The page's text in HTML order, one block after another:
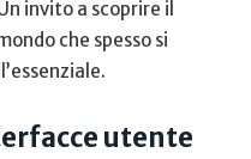
invito a⁣ scoprire il
che⁢ spesso‍ si
utente